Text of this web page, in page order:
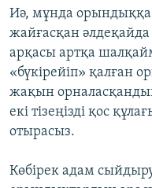
Иә, мұнда
жайғасқан
арқасы артқа
«бүкірейіп» қалған
жақын
екі тізеңізді қос
отырасыз.
Көбірек адам